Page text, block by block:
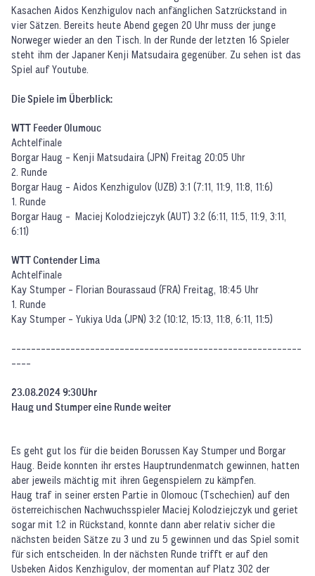
Kasachen Aidos Kenzhigulov nach anfänglichen Satzrückstand in
vier Sätzen. Bereits heute Abend gegen 20 Uhr muss der junge
Norweger wieder an den Tisch. In der Runde der letzten 16 Spieler
steht ihm der Japaner Kenji Matsudaira gegenüber. Zu sehen ist das
Spiel auf Youtube.
Die Spiele im Überblick:
WTT Feeder Olumouc
Achtelfinale
Borgar Haug - Kenji Matsudaira (JPN) Freitag 20:05 Uhr
2. Runde
Borgar Haug - Aidos Kenzhigulov (UZB) 3:1 (7:11, 11:9, 11:8, 11:6)
1. Runde
Borgar Haug - Maciej Kolodziejczyk (AUT) 3:2 (6:11, 11:5, 11:9, 3:11,
6:11)
WTT Contender Lima
Achtelfinale
Kay Stumper - Florian Bourassaud (FRA) Freitag, 18:45 Uhr
1. Runde
Kay Stumper - Yukiya Uda (JPN) 3:2 (10:12, 15:13, 11:8, 6:11, 11:5)
-----------------------------------------------------------
----
23.08.2024 9:30Uhr
Haug und Stumper eine Runde weiter
Es geht gut los für die beiden Borussen Kay Stumper und Borgar
Haug. Beide konnten ihr erstes Hauptrundenmatch gewinnen, hatten
aber jeweils mächtig mit ihren Gegenspielern zu kämpfen.
Haug traf in seiner ersten Partie in Olomouc (Tschechien) auf den
österreichischen Nachwuchsspieler Maciej Kolodziejczyk und geriet
sogar mit 1:2 in Rückstand, konnte dann aber relativ sicher die
nächsten beiden Sätze zu 3 und zu 5 gewinnen und das Spiel somit
für sich entscheiden. In der nächsten Runde trifft er auf den
Usbeken Aidos Kenzhigulov, der momentan auf Platz 302 der